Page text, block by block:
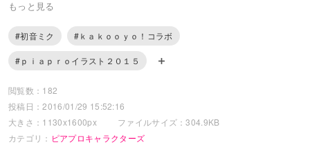
まだ慣れない操作と沢山の機能を選びながら迷いながらになってしま
もっと見る
#初音ミク #ｋａｋｏｏｙｏ！コラボ
#ｐｉａｐｒｏイラスト２０１５
閲覧数：182
投稿日：2016/01/29 15:52:16
大きさ：1130x1600px
ファイルサイズ：304.9KB
カテゴリ： ピアプロキャラクターズ